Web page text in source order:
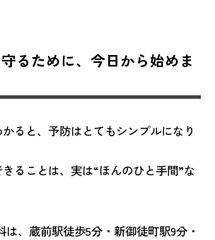
るために、今日から始めま
ると、予防はとてもシンプルになり
ることは、実は“ほんのひと手間”な
は、蔵前駅徒歩5分・新御徒町駅9分・